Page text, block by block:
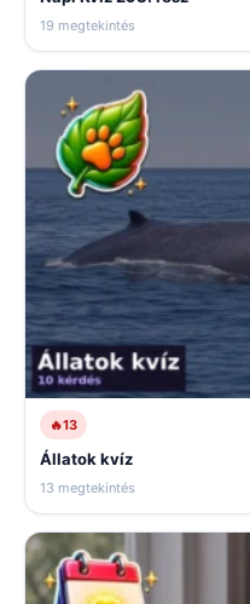
19 megtekintés
🔥13
Állatok kvíz
13 megtekintés